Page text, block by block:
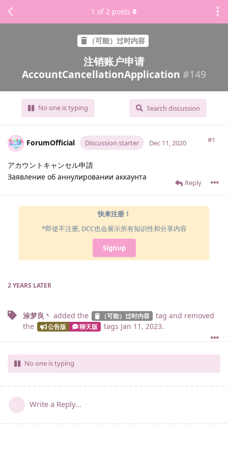
（可能）过时内容
注销账户申请
AccountCancellationApplication #149
No one is typing Search discussion
1 of 2 posts
ForumOfficial Discussion starter #1
Dec 11, 2020
アカウントキャンセル申請
Заявление об аннулировании аккаунта
Reply
快来注册！
*即使不注册, DCC也会展示所有知识性和分享内容
Signup
2 YEARS LATER
涂梦良丶 added the （可能）过时内容 tag and removed
the
公告版 聊天版 tags Jan 11, 2023.
No one is typing
Write a Reply...